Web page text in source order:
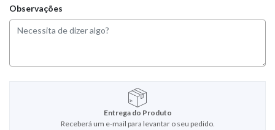
Observações
Entrega do Produto
Receberá um e-mail para levantar o seu pedido.